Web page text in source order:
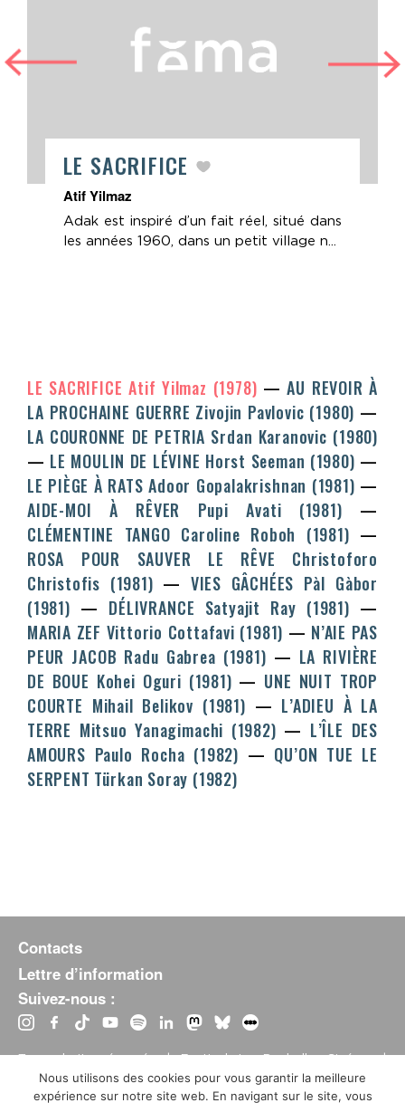
LE SACRIFICE
Atif Yilmaz
Adak est inspiré d’un fait réel, situé dans
les années 1960, dans un petit village n...
LE SACRIFICE Atif Yilmaz (1978)
AU REVOIR À
LA PROCHAINE GUERRE Zivojin Pavlovic (1980)
LA COURONNE DE PETRIA Srdan Karanovic (1980)
LE MOULIN DE LÉVINE Horst Seeman (1980)
LE PIÈGE À RATS Adoor Gopalakrishnan (1981)
AIDE-MOI À RÊVER Pupi Avati (1981)
CLÉMENTINE TANGO Caroline Roboh (1981)
ROSA POUR SAUVER LE RÊVE Christoforo
Christofis (1981) VIES GÂCHÉES PàI Gàbor
(1981)
DÉLIVRANCE Satyajit Ray (1981)
MARIA ZEF Vittorio Cottafavi (1981)
N’AIE PAS
PEUR JACOB Radu Gabrea (1981)
LA RIVIÈRE
DE BOUE Kohei Oguri (1981)
UNE NUIT TROP
COURTE Mihail Belikov (1981)
L’ADIEU À LA
TERRE Mitsuo Yanagimachi (1982)
L’ÎLE DES
AMOURS Paulo Rocha (1982)
QU’ON TUE LE
SERPENT Türkan Soray (1982)
Contacts
Lettre d’information
Suivez-nous :
Tous droits réservés | Festival La Rochelle Cinéma |
International Film Festival –Mentions légales–Conditions
générales de vente
Nous utilisons des cookies pour vous garantir la meilleure
expérience sur notre site web. En navigant sur le site, vous